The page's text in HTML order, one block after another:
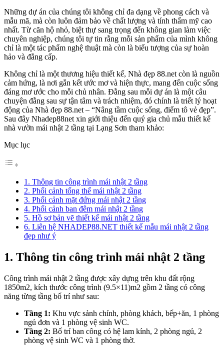
Những dự án của chúng tôi không chỉ đa dạng về phong cách và
mẫu mã, mà còn luôn đảm bảo về chất lượng và tính thẩm mỹ cao
nhất. Từ căn hộ nhỏ, biệt thự sang trọng đến không gian làm việc
chuyên nghiệp, chúng tôi tự tin rằng mỗi sản phẩm của mình không
chỉ là một tác phẩm nghệ thuật mà còn là biểu tượng của sự hoàn
hảo và đẳng cấp.
Không chỉ là một thương hiệu thiết kế, Nhà đẹp 88.net còn là nguồn
cảm hứng, là nơi gắn kết ước mơ và hiện thực, mang đến cuộc sống
đáng mơ ước cho mỗi chủ nhân. Đằng sau mỗi dự án là một câu
chuyện đằng sau sự tận tâm và trách nhiệm, đó chính là triết lý hoạt
động của Nhà đẹp 88.net – “Nâng tầm cuộc sống, điểm tô vẻ đẹp”.
Sau đây Nhadep88net xin giới thiệu đến quý gia chủ mẫu thiết kế
nhà vườn mái nhật 2 tầng tại Lạng Sơn tham khảo:
Mục lục
1. Thông tin công trình mái nhật 2 tầng
2. Phối cảnh tổng thể mái nhật 2 tầng
3. Phối cảnh mặt đứng mái nhật 2 tầng
4. Phối cảnh ban đêm mái nhật 2 tầng
5. Hồ sơ bản vẽ thiết kế mái nhật 2 tầng
6. Liên hệ NHADEP88.NET thiết kế mẫu mái nhật 2 tầng
đẹp như ý
1. Thông tin công trình mái nhật 2 tầng
Công trình mái nhật 2 tầng được xây dựng trên khu đất rộng
1850m2, kích thước công trình (9.5×11)m2 gồm 2 tầng có công
năng từng tầng bố trí như sau:
Tầng 1: Khu vực sảnh chính, phòng khách, bếp+ăn, 1 phòng
ngủ đơn và 1 phòng vệ sinh WC.
Tầng 2: Bố trí ban công có hệ lam kính, 2 phòng ngủ, 2
phòng vệ sinh WC và 1 phòng thờ.